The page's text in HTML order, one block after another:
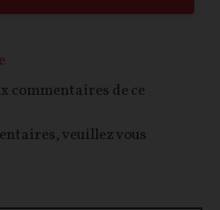
commentaires de ce
veuillez vous